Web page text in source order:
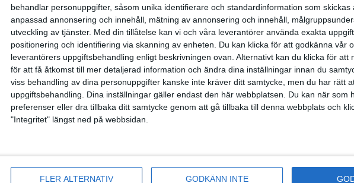
behandlar personuppgifter, såsom unika identifierare och standardinformation som skickas
anpassad annonsering och innehåll, mätning av annonsering och innehåll,
utveckling av tjänster. Med din tillåtelse kan vi och våra leverantörer använda exakta
positionering och identifiering via skanning av enheten. Du kan klicka för att godkänna vår
leverantörers uppgiftsbehandling enligt beskrivningen ovan. Alternativt kan du klicka för att
för att få åtkomst till mer detaljerad information och ändra dina inställningar innan du
viss behandling av dina personuppgifter kanske inte kräver ditt samtycke, men du har rätt
uppgiftsbehandling. Dina inställningar gäller endast den här webbplatsen. Du kan när som
preferenser eller dra tillbaka ditt samtycke genom att gå tillbaka till denna webbplats och
"Integritet" längst ned på webbsidan.
FLER ALTERNATIV GODKÄNN INTE
30 aug 2025
Ett slutsålt och rekordstort adidas Stockholm Halvmaraton avgjordes i
nästintill perfekt löparväder. 18 grader, mulet och väldigt lite vind. Totalt
var 19,866 löpare anmälda, varav 15,807 kom till sta...
Löparna viktiga när Sverige vann Finnkampen
26 aug 2025
Den hundrade upplagan av Finnkampen, världens äldsta och största
landskamp i friidrott, avgjordes inför fullsatta läktare på Stockholms
Svenskt rekord när Almgren testade VM-formen